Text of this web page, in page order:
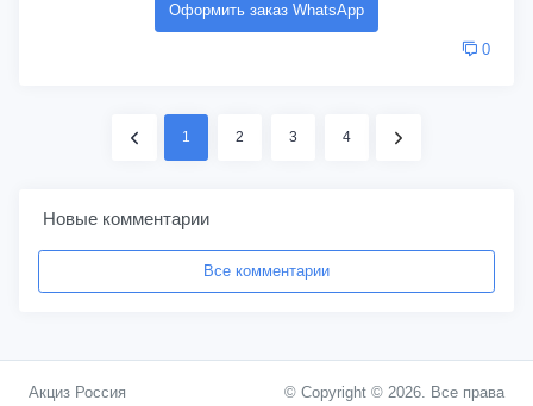
Оформить заказ WhatsApp
0
1 2 3 4
Новые комментарии
Все комментарии
Акциз Россия © Copyright © 2026. Все права